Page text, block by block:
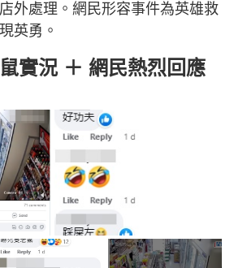
外處理。網民形容事件為英雄救
英勇。
實況 ＋ 網民熱烈回應